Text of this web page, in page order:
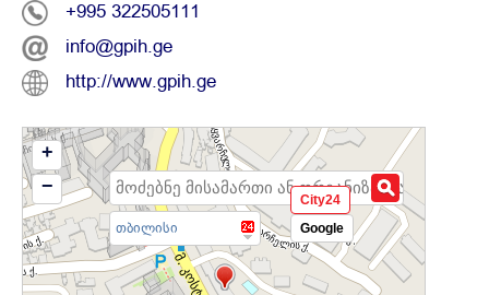
+995 322505111
info@gpih.ge
http://www.gpih.ge
თბილისი
+
−
City24
Google